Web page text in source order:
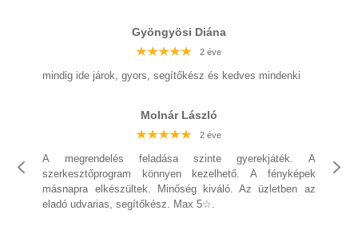
Gyöngyösi Diána
2 éve
mindig ide járok, gyors, segítőkész és kedves mindenki
Molnár László
2 éve
A megrendelés feladása szinte gyerekjáték. A
szerkesztőprogram könnyen kezelhető. A fényképek
másnapra elkészültek. Minőség kiváló. Az üzletben az
eladó udvarias, segítőkész. Max 5☆.
2 éve
2 éve
2 éve
2 éve
2 éve
2 éve
2 éve
2 éve
2 éve